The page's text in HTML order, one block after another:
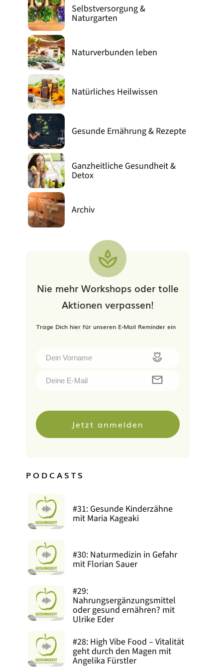
Selbstversorgung &
Naturgarten
Naturverbunden leben
Natürliches Heilwissen
Gesunde Ernährung & Rezepte
Ganzheitliche Gesundheit &
Detox
Archiv
Nie mehr Workshops oder tolle
Aktionen verpassen!
Trage Dich hier für unseren E-Mail Reminder ein
Jetzt anmelden
PODCASTS
#31: Gesunde Kinderzähne
mit Maria Kageaki
#30: Naturmedizin in Gefahr
mit Florian Sauer
#29:
Nahrungsergänzungsmittel
oder gesund ernähren? mit
Ulrike Eder
#28: High Vibe Food – Vitalität
geht durch den Magen mit
Angelika Fürstler